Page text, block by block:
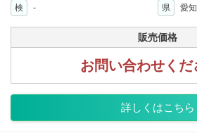
検
- 県 愛
販売価格
お問い合わせくだ
詳しくはこちら